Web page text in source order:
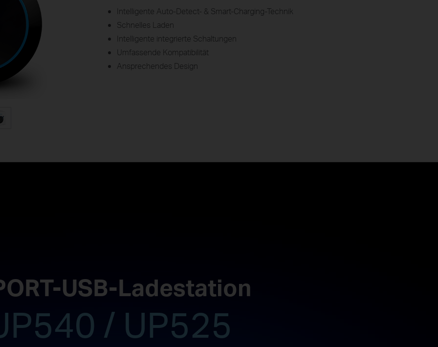
Intelligente Auto-Detect- & Smart-Charging-Technik
Schnelles Laden
Intelligente integrierte Schaltungen
Umfassende Kompatibilität
Ansprechendes Design
USB-Ladestation
/ UP525